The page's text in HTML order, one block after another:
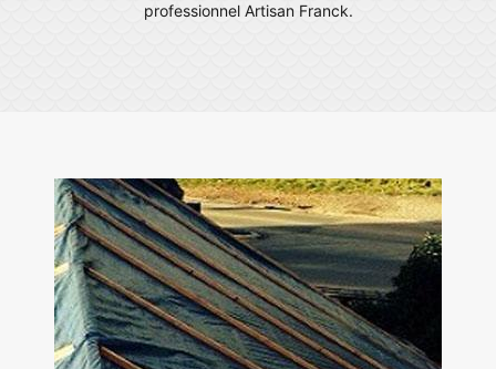
professionnel Artisan Franck.